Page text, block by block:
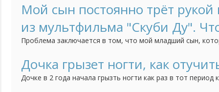
Мой сын постоянно трёт рукой
из мультфильма "Скуби Ду".
Проблема заключается в том, что мой младший сын,
как он начал посещать детский сад. Психолог говорит,
но мне страшно за своё чадо. Может быть у кого-нибудь
Дочка грызет ногти, как
Дочке в 2 года начала грызть ногти как раз в тот период